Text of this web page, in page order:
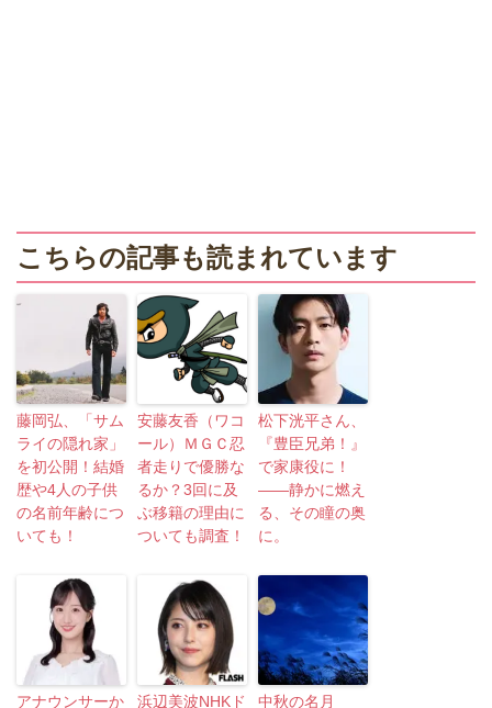
こちらの記事も読まれています
藤岡弘、「サム
ライの隠れ家」
を初公開！結婚
歴や4人の子供
の名前年齢につ
いても！
安藤友香（ワコ
ール）ＭＧＣ忍
者走りで優勝な
るか？3回に及
ぶ移籍の理由に
ついても調査！
松下洸平さん、
『豊臣兄弟！』
で家康役に！
――静かに燃え
る、その瞳の奥
に。
アナウンサーか 浜辺美波NHKド 中秋の名月